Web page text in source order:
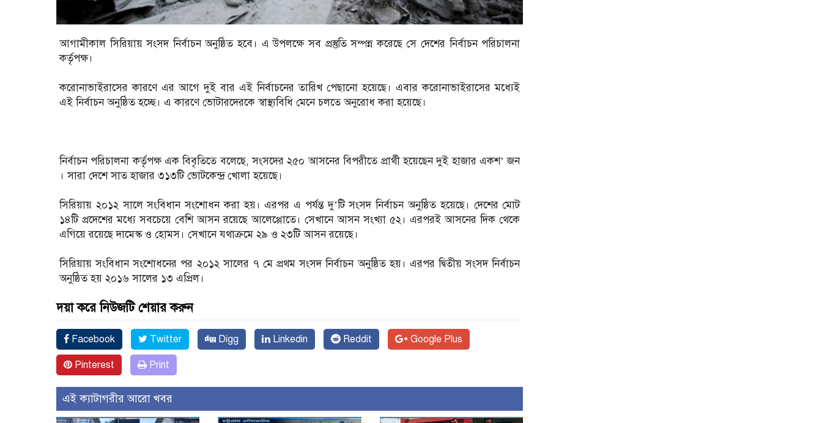
আগামীকাল সিরিয়ায় সংসদ নির্বাচন অনুষ্ঠিত হবে। এ উপলক্ষে সব প্রস্তুতি সম্পন্ন করেছে সে দেশের নির্বাচন পরিচালনা
কর্তৃপক্ষ।
করোনাভাইরাসের কারণে এর আগে দুই বার এই নির্বাচনের তারিখ পেছানো হয়েছে। এবার করোনাভাইরাসের মধ্যেই
এই নির্বাচন অনুষ্ঠিত হচ্ছে। এ কারণে ভোটারদেরকে স্বাস্থ্যবিধি মেনে চলতে অনুরোধ করা হয়েছে।
নির্বাচন পরিচালনা কর্তৃপক্ষ এক বিবৃতিতে বলেছে, সংসদের ২৫০ আসনের বিপরীতে প্রার্থী হয়েছেন দুই হাজার একশ’ জন
। সারা দেশে সাত হাজার ৩১৩টি ভোটকেন্দ্র খোলা হয়েছে।
সিরিয়ায় ২০১২ সালে সংবিধান সংশোধন করা হয়। এরপর এ পর্যন্ত দু’টি সংসদ নির্বাচন অনুষ্ঠিত হয়েছে। দেশের মোট
১৪টি প্রদেশের মধ্যে সবচেয়ে বেশি আসন রয়েছে আলেপ্পোতে। সেখানে আসন সংখ্যা ৫২। এরপরই আসনের দিক থেকে
এগিয়ে রয়েছে দামেস্ক ও হোমস। সেখানে যথাক্রমে ২৯ ও ২৩টি আসন রয়েছে।
সিরিয়ায় সংবিধান সংশোধনের পর ২০১২ সালের ৭ মে প্রথম সংসদ নির্বাচন অনুষ্ঠিত হয়। এরপর দ্বিতীয় সংসদ নির্বাচন
অনুষ্ঠিত হয় ২০১৬ সালের ১৩ এপ্রিল।
দয়া করে নিউজটি শেয়ার করুন
Facebook Twitter Digg Linkedin Reddit Google Plus
Pinterest Print
এই ক্যাটাগরীর আরো খবর